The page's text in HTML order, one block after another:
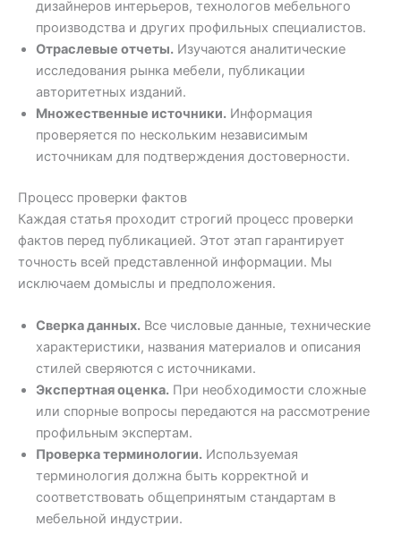
дизайнеров интерьеров, технологов мебельного
производства и других профильных специалистов.
Отраслевые отчеты. Изучаются аналитические
исследования рынка мебели, публикации
авторитетных изданий.
Множественные источники. Информация
проверяется по нескольким независимым
источникам для подтверждения достоверности.
Процесс проверки фактов
Каждая статья проходит строгий процесс проверки
фактов перед публикацией. Этот этап гарантирует
точность всей представленной информации. Мы
исключаем домыслы и предположения.
Сверка данных. Все числовые данные, технические
характеристики, названия материалов и описания
стилей сверяются с источниками.
Экспертная оценка. При необходимости сложные
или спорные вопросы передаются на рассмотрение
профильным экспертам.
Проверка терминологии. Используемая
терминология должна быть корректной и
соответствовать общепринятым стандартам в
мебельной индустрии.